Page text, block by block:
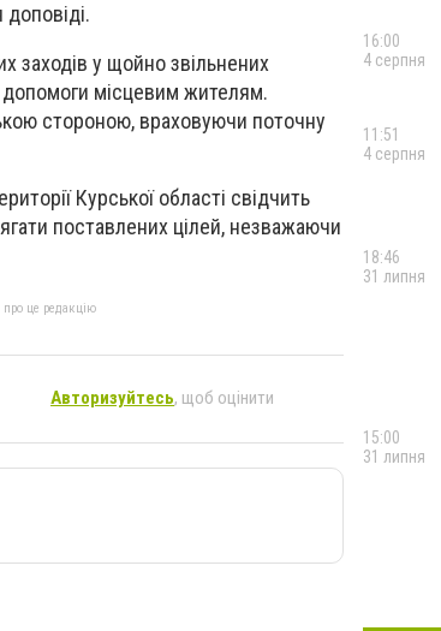
заходів у щойно звільнених
допомоги місцевим жителям.
стороною, враховуючи поточну
Курської області свідчить
поставлених цілей, незважаючи
це редакцію
Авторизуйтесь, щоб оцінити
16:00
4 серпня
11:51
4 серпня
18:46
31 липня
15:00
31 липня